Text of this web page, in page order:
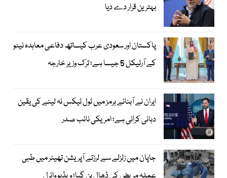
بہترین قرار دے دیا
پاکستان اور سعودی عرب کیساتھ دفاعی معاہدہ نیٹو
کے آرٹیکل 5 جیسا ہے؛ ترک وزیر خارجہ
ایران نے آبنائے ہرمز میں ٹول ٹیکس نہ لینے کی یقین
دہانی کرائی ہے؛ امریکی نائب صدر
جاپان میں زلزلے سے لرزتے آپریشن تھیٹر میں طبی